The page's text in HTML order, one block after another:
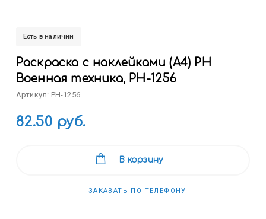
Есть в наличии
Раскраска с наклейками (А4) РН
Военная техника, РН-1256
Артикул: РН-1256
82.50 руб.
В корзину
— ЗАКАЗАТЬ ПО ТЕЛЕФОНУ